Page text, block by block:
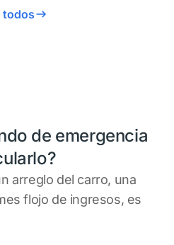
todos
de emergencia
arreglo del carro, una
flojo de ingresos, es